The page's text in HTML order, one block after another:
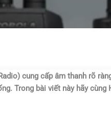
cung cấp âm thanh rõ
Trong bài viết này hãy cùng